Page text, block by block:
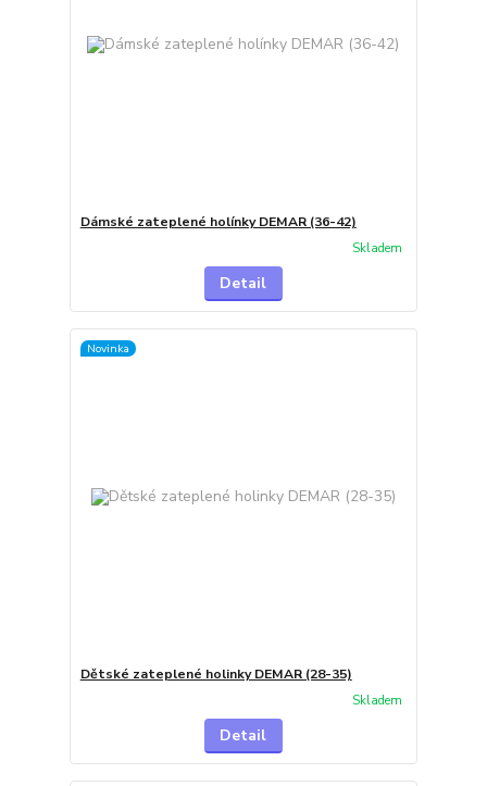
Dámské zateplené holínky DEMAR (36-42)
Skladem
Detail
Novinka
Dětské zateplené holinky DEMAR (28-35)
Skladem
Detail